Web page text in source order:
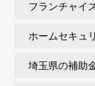
フランチャイ
ホームセキュ
埼玉県の補助